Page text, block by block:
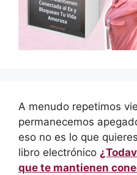
A menudo repetimos
permanecemos
eso no es lo que
libro electrónico
que te mantienen